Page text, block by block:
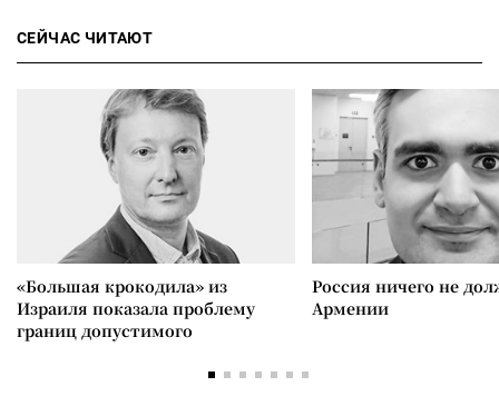
СЕЙЧАС ЧИТАЮТ
«Большая крокодила» из
Израиля показала проблему
границ допустимого
Россия ничего не
Армении